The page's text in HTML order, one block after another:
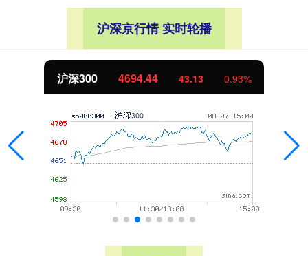
沪深京行情 实时轮播
沪深300 4694.44 43.13 0.93%